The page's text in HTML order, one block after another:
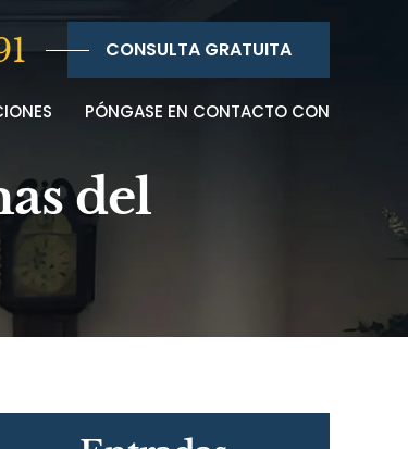
CONSULTA GRATUITA
PÓNGASE EN CONTACTO CON
del